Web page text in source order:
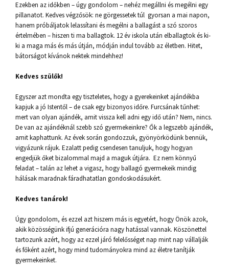
Ezekben az időkben – úgy gondolom – nehéz megállni és megélni egy
pillanatot. Kedves végzősök: ne görgessetek túl gyorsan a mai napon,
hanem próbáljatok lelassítani és megélni a ballagást a szó szoros
értelmében – hiszen ti ma ballagtok. 12 év iskola után elballagtok és ki-
ki a maga más és más útján, módján indul tovább az életben. Hitet,
bátorságot kívánok nektek mindehhez!
Kedves szülők!
Egyszer azt mondta egy tiszteletes, hogy a gyerekeinket ajándékba
kapjuk a jó Istentől – de csak egy bizonyos időre. Furcsának tűnhet:
mert van olyan ajándék, amit vissza kell adni egy idő után? Nem, nincs.
De van az ajándéknál szebb szó gyermekeinkre? Ők a legszebb ajándék,
amit kaphattunk. Az évek során gondozzuk, gyönyörködünk bennük,
vigyázunk rájuk. Ezalatt pedig csendesen tanuljuk, hogy hogyan
engedjük őket bizalommal majd a maguk útjára. Ez nem könnyű
feladat – talán az lehet a vigasz, hogy ballagó gyermekeik mindig
hálásak maradnak fáradhatatlan gondoskodásukért.
Kedves tanárok!
Úgy gondolom, és ezzel azt hiszem más is egyetért, hogy Önök azok,
akik közösségünk ifjú generációra nagy hatással vannak. Köszönettel
tartozunk azért, hogy az ezzel járó felelősséget nap mint nap vállalják
és főként azért, hogy mind tudományokra mind az életre tanítják
gyermekeinket.